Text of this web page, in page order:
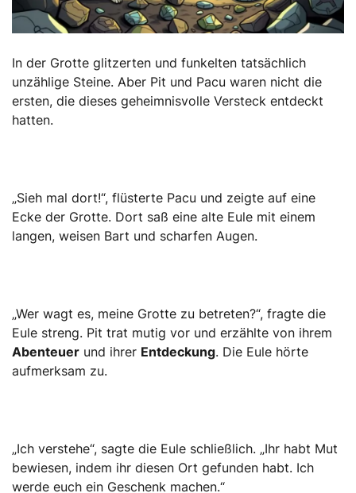
In der Grotte glitzerten und funkelten tatsächlich
unzählige Steine. Aber Pit und Pacu waren nicht die
ersten, die dieses geheimnisvolle Versteck entdeckt
hatten.
„Sieh mal dort!“, flüsterte Pacu und zeigte auf eine
Ecke der Grotte. Dort saß eine alte Eule mit einem
langen, weisen Bart und scharfen Augen.
„Wer wagt es, meine Grotte zu betreten?“, fragte die
Eule streng. Pit trat mutig vor und erzählte von ihrem
Abenteuer und ihrer Entdeckung. Die Eule hörte
aufmerksam zu.
„Ich verstehe“, sagte die Eule schließlich. „Ihr habt Mut
bewiesen, indem ihr diesen Ort gefunden habt. Ich
werde euch ein Geschenk machen.“